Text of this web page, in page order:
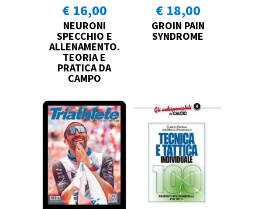
€ 16,00
NEURONI
SPECCHIO E
ALLENAMENTO.
TEORIA E
PRATICA DA
CAMPO
€ 18,00
GROIN PAIN
SYNDROME